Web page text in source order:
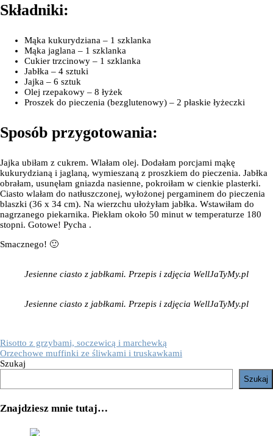
Składniki:
Mąka kukurydziana – 1 szklanka
Mąka jaglana – 1 szklanka
Cukier trzcinowy – 1 szklanka
Jabłka – 4 sztuki
Jajka – 6 sztuk
Olej rzepakowy – 8 łyżek
Proszek do pieczenia (bezglutenowy) – 2 płaskie łyżeczki
Sposób przygotowania:
Jajka ubiłam z cukrem. Wlałam olej. Dodałam porcjami mąkę
kukurydzianą i jaglaną, wymieszaną z proszkiem do pieczenia. Jabłka
obrałam, usunęłam gniazda nasienne, pokroiłam w cienkie plasterki.
Ciasto wlałam do natłuszczonej, wyłożonej pergaminem do pieczenia
blaszki (36 x 34 cm). Na wierzchu ułożyłam jabłka. Wstawiłam do
nagrzanego piekarnika. Piekłam około 50 minut w temperaturze 180
stopni. Gotowe! Pycha .
Smacznego! 🙂
Jesienne ciasto z jabłkami. Przepis i zdjęcia WellJaTyMy.pl
Jesienne ciasto z jabłkami. Przepis i zdjęcia WellJaTyMy.pl
Nawigacja
wpisu
Risotto z grzybami, soczewicą i marchewką
Orzechowe muffinki ze śliwkami i truskawkami
Szukaj
Szukaj
Znajdziesz mnie tutaj…